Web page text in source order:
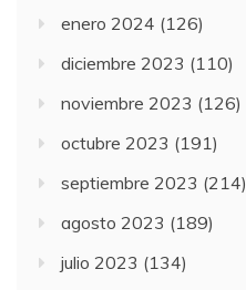
enero 2024 (126)
diciembre 2023 (110)
noviembre 2023 (126)
octubre 2023 (191)
septiembre 2023 (214)
agosto 2023 (189)
julio 2023 (134)